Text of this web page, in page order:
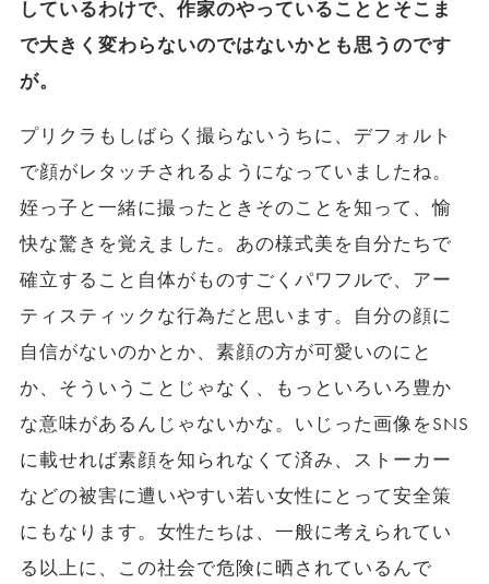
しているわけで、作家のやっていることとそこま
で大きく変わらないのではないかとも思うのです
が。
プリクラもしばらく撮らないうちに、デフォルト
で顔がレタッチされるようになっていましたね。
姪っ子と一緒に撮ったときそのことを知って、愉
快な驚きを覚えました。あの様式美を自分たちで
確立すること自体がものすごくパワフルで、アー
ティスティックな行為だと思います。自分の顔に
自信がないのかとか、素顔の方が可愛いのにと
か、そういうことじゃなく、もっといろいろ豊か
な意味があるんじゃないかな。いじった画像をSNS
に載せれば素顔を知られなくて済み、ストーカー
などの被害に遭いやすい若い女性にとって安全策
にもなります。女性たちは、一般に考えられてい
る以上に、この社会で危険に晒されているんで